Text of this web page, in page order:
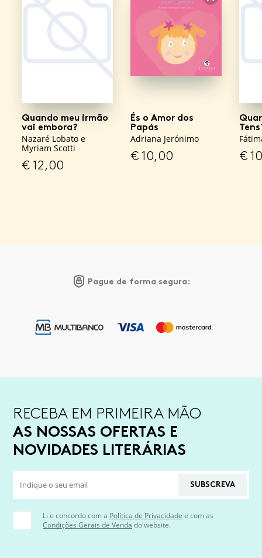
Quando meu irmão
vai embora?
Nazaré Lobato e
Myriam Scotti
€12,00
És o Amor dos
Papás
Adriana Jerónimo
€10,00 €
Pague de forma segura:
RECEBA EM PRIMEIRA MÃO
AS NOSSAS OFERTAS E
NOVIDADES LITERÁRIAS
SUBSCREVA
Li e concordo com a Política de Privacidade e com as
Condições Gerais de Venda do website.